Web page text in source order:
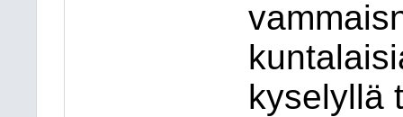
kyselyllä